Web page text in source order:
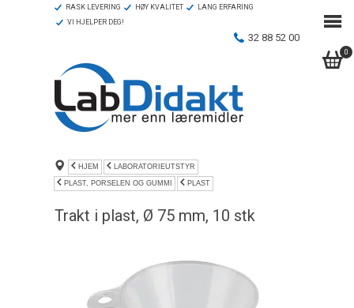
0
RASK LEVERING HØY KVALITET
LANG ERFARING
VI HJELPER DEG!
32 88 52 00
HJEM LABORATORIEUTSTYR
PLAST, PORSELEN OG GUMMI PLAST
Trakt i plast, Ø 75 mm, 10 stk